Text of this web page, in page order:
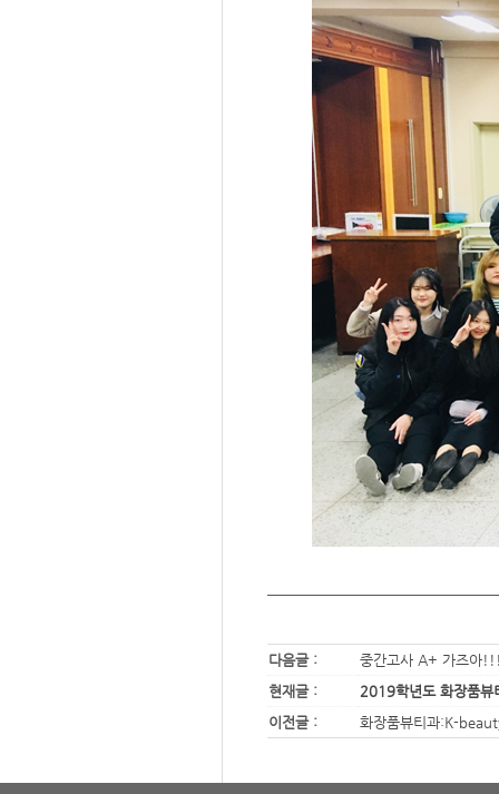
다음글 :
중간고사 A+ 가즈아
현재글 :
2019학년도 화장품뷰
이전글 :
화장품뷰티과:K-